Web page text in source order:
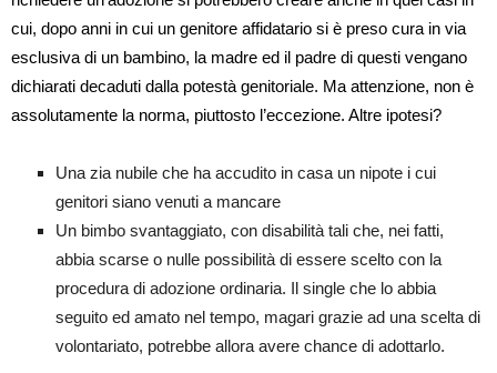
cui, dopo anni in cui un genitore affidatario si è preso cura in via
esclusiva di un bambino, la madre ed il padre di questi vengano
dichiarati decaduti dalla potestà genitoriale. Ma attenzione, non è
assolutamente la norma, piuttosto l’eccezione. Altre ipotesi?
Una zia nubile che ha accudito in casa un nipote i cui
genitori siano venuti a mancare
Un bimbo svantaggiato, con disabilità tali che, nei fatti,
abbia scarse o nulle possibilità di essere scelto con la
procedura di adozione ordinaria. Il single che lo abbia
seguito ed amato nel tempo, magari grazie ad una scelta di
volontariato, potrebbe allora avere chance di adottarlo.